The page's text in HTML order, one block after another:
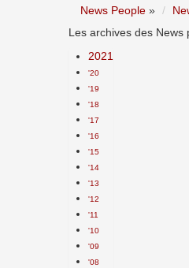
News People »
Les archives des News
2021
'20
'19
'18
'17
'16
'15
'14
'13
'12
'11
'10
'09
'08